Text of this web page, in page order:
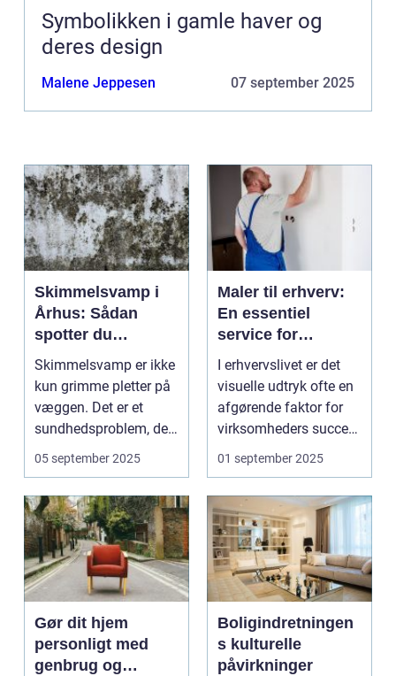
Symbolikken i gamle haver og
deres design
Malene Jeppesen 07 september 2025
Skimmelsvamp i
Århus: Sådan
spotter du
problemet
Skimmelsvamp er ikke
kun grimme pletter på
væggen. Det er et
sundhedsproblem, der
ofte s...
05 september 2025
Maler til erhverv:
En essentiel
service for
virksomheder
I erhvervslivet er det
visuelle udtryk ofte en
afgørende faktor for
virksomheders succes.
En ...
01 september 2025
Gør dit hjem
personligt med
genbrug og
Boligindretningen
s kulturelle
påvirkninger